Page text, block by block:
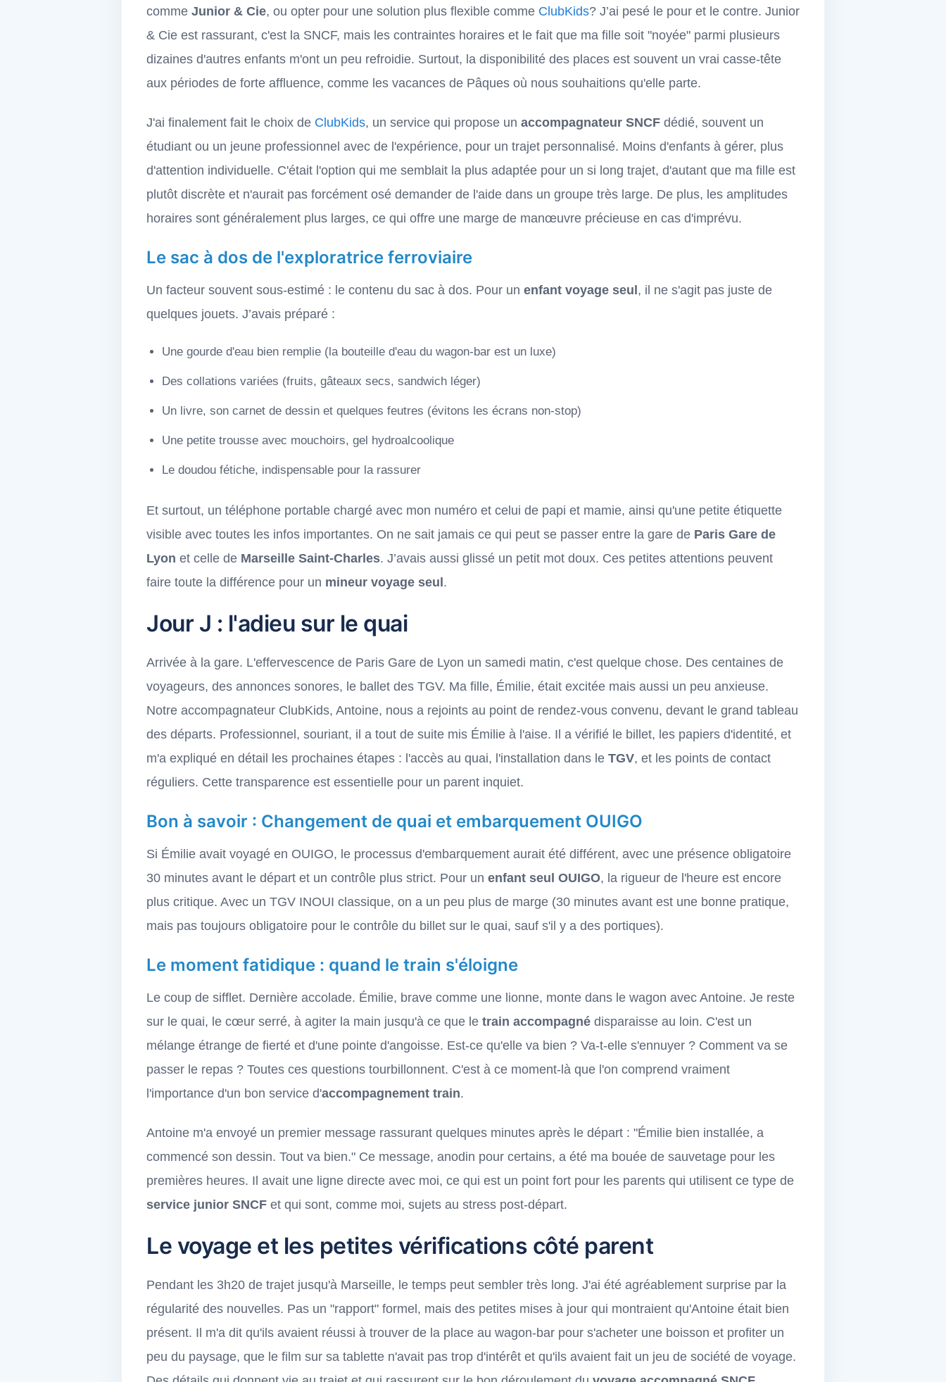
comme Junior & Cie, ou opter pour une solution plus flexible comme ClubKids? J’ai pesé le pour et le contre. Junior
& Cie est rassurant, c'est la SNCF, mais les contraintes horaires et le fait que ma fille soit "noyée" parmi plusieurs
dizaines d'autres enfants m'ont un peu refroidie. Surtout, la disponibilité des places est souvent un vrai casse-tête
aux périodes de forte affluence, comme les vacances de Pâques où nous souhaitions qu'elle parte.
J'ai finalement fait le choix de ClubKids, un service qui propose un accompagnateur SNCF dédié, souvent un
étudiant ou un jeune professionnel avec de l'expérience, pour un trajet personnalisé. Moins d'enfants à gérer, plus
d'attention individuelle. C'était l'option qui me semblait la plus adaptée pour un si long trajet, d'autant que ma fille est
plutôt discrète et n'aurait pas forcément osé demander de l'aide dans un groupe très large. De plus, les amplitudes
horaires sont généralement plus larges, ce qui offre une marge de manœuvre précieuse en cas d'imprévu.
Le sac à dos de l'exploratrice ferroviaire
Un facteur souvent sous-estimé : le contenu du sac à dos. Pour un enfant voyage seul , il ne s'agit pas juste de
quelques jouets. J’avais préparé :
Une gourde d'eau bien remplie (la bouteille d'eau du wagon-bar est un luxe)
Des collations variées (fruits, gâteaux secs, sandwich léger)
Un livre, son carnet de dessin et quelques feutres (évitons les écrans non-stop)
Une petite trousse avec mouchoirs, gel hydroalcoolique
Le doudou fétiche, indispensable pour la rassurer
Et surtout, un téléphone portable chargé avec mon numéro et celui de papi et mamie, ainsi qu'une petite étiquette
visible avec toutes les infos importantes. On ne sait jamais ce qui peut se passer entre la gare de Paris Gare de
Lyon et celle de Marseille Saint-Charles. J’avais aussi glissé un petit mot doux. Ces petites attentions peuvent
faire toute la différence pour un mineur voyage seul .
Jour J : l'adieu sur le quai
Arrivée à la gare. L'effervescence de Paris Gare de Lyon un samedi matin, c'est quelque chose. Des centaines de
voyageurs, des annonces sonores, le ballet des TGV. Ma fille, Émilie, était excitée mais aussi un peu anxieuse.
Notre accompagnateur ClubKids, Antoine, nous a rejoints au point de rendez-vous convenu, devant le grand tableau
des départs. Professionnel, souriant, il a tout de suite mis Émilie à l'aise. Il a vérifié le billet, les papiers d'identité, et
m'a expliqué en détail les prochaines étapes : l'accès au quai, l'installation dans le TGV, et les points de contact
réguliers. Cette transparence est essentielle pour un parent inquiet.
Bon à savoir : Changement de quai et embarquement OUIGO
Si Émilie avait voyagé en OUIGO, le processus d'embarquement aurait été différent, avec une présence obligatoire
30 minutes avant le départ et un contrôle plus strict. Pour un enfant seul OUIGO, la rigueur de l'heure est encore
plus critique. Avec un TGV INOUI classique, on a un peu plus de marge (30 minutes avant est une bonne pratique,
mais pas toujours obligatoire pour le contrôle du billet sur le quai, sauf s'il y a des portiques).
Le moment fatidique : quand le train s'éloigne
Le coup de sifflet. Dernière accolade. Émilie, brave comme une lionne, monte dans le wagon avec Antoine. Je reste
sur le quai, le cœur serré, à agiter la main jusqu'à ce que le train accompagné disparaisse au loin. C'est un
mélange étrange de fierté et d'une pointe d'angoisse. Est-ce qu'elle va bien ? Va-t-elle s'ennuyer ? Comment va se
passer le repas ? Toutes ces questions tourbillonnent. C'est à ce moment-là que l'on comprend vraiment
l'importance d'un bon service d'accompagnement train.
Antoine m'a envoyé un premier message rassurant quelques minutes après le départ : "Émilie bien installée, a
commencé son dessin. Tout va bien." Ce message, anodin pour certains, a été ma bouée de sauvetage pour les
premières heures. Il avait une ligne directe avec moi, ce qui est un point fort pour les parents qui utilisent ce type de
service junior SNCF et qui sont, comme moi, sujets au stress post-départ.
Le voyage et les petites vérifications côté parent
Pendant les 3h20 de trajet jusqu'à Marseille, le temps peut sembler très long. J'ai été agréablement surprise par la
régularité des nouvelles. Pas un "rapport" formel, mais des petites mises à jour qui montraient qu'Antoine était bien
présent. Il m'a dit qu'ils avaient réussi à trouver de la place au wagon-bar pour s'acheter une boisson et profiter un
peu du paysage, que le film sur sa tablette n'avait pas trop d'intérêt et qu'ils avaient fait un jeu de société de voyage.